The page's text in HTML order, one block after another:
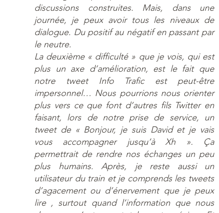
discussions construites. Mais, dans une
journée, je peux avoir tous les niveaux de
dialogue. Du positif au négatif en passant par
le neutre.
La deuxième « difficulté » que je vois, qui est
plus un axe d’amélioration, est le fait que
notre tweet Info Trafic est peut-être
impersonnel… Nous pourrions nous orienter
plus vers ce que font d’autres fils Twitter en
faisant, lors de notre prise de service, un
tweet de « Bonjour, je suis David et je vais
vous accompagner jusqu’à Xh ». Ça
permettrait de rendre nos échanges un peu
plus humains. Après, je reste aussi un
utilisateur du train et je comprends les tweets
d’agacement ou d’énervement que je peux
lire , surtout quand l’information que nous